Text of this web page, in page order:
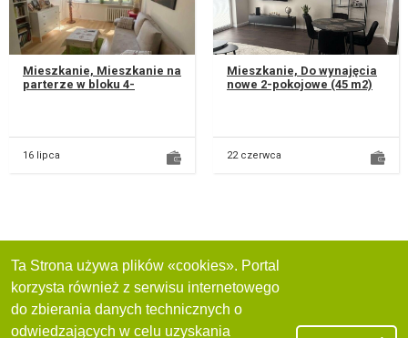
Mieszkanie, Mieszkanie na
parterze w bloku 4-
16 lipca
Mieszkanie, Do wynajęcia
nowe 2-pokojowe (45 m2)
22 czerwca
Ta Strona używa plików «cookies». Portal
korzysta również z serwisu internetowego
do zbierania danych technicznych o
odwiedzających w celu uzyskania